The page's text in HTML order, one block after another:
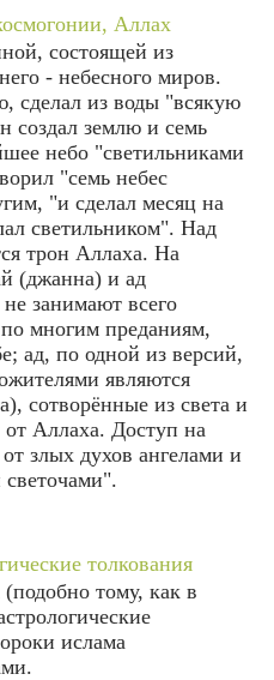
Аллах
состоящей из
- небесного миров.
сделал из воды "всякую
создал землю и семь
небо "светильниками
"семь небес
"и сделал месяц на
светильником". Над
трон Аллаха. На
(джанна) и ад
занимают всего
многим преданиям,
ад, по одной из версий,
являются
сотворённые из света и
Аллаха. Доступ на
злых духов ангелами и
толкования
тому, как в
ислама